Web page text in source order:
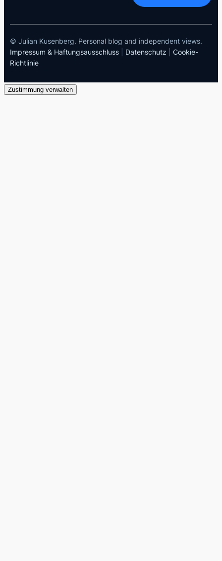
© Julian Kusenberg. Personal blog and independent views.
Impressum & Haftungsausschluss
Datenschutz
Cookie-
Richtlinie
Zustimmung verwalten